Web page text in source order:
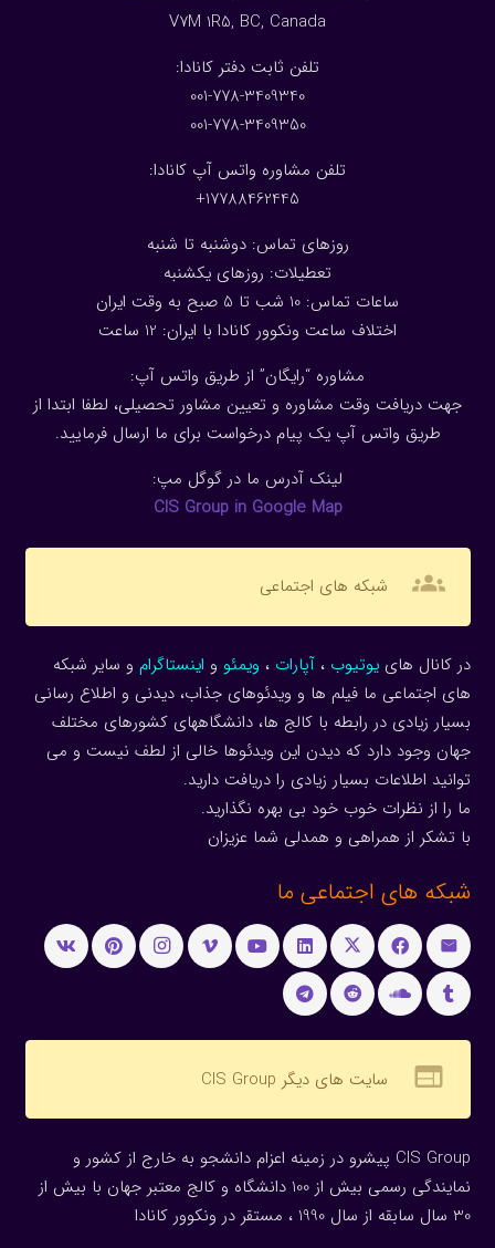
V7M 1R5, BC, Canada
:تلفن ثابت دفتر کانادا
001-778-3409340
001-778-3409350
تلفن مشاوره واتس آپ کانادا:
17788462445+
روزهای تماس: دوشنبه تا شنبه
تعطیلات: روزهای یکشنبه
ساعات تماس: 10 شب تا 5 صبح به وقت ایران
اختلاف ساعت ونکوور کانادا با ایران: 1 2 ساعت
مشاوره “رایگان” از طریق واتس آپ:
جهت دریافت وقت مشاوره و تعیین مشاور تحصیلی، لطفا ابتدا از
طریق واتس آپ یک پیام درخواست برای ما ارسال فرمایید.
لینک آدرس ما در گوگل مپ:
CIS Group in Google Map
groups شبکه های اجتماعی
در کانال هاییوتیوب ، آپارات ، ویمئو و اینستاگرام و سایر شبکه
های اجتماعی ما فیلم ها و ویدئوهای جذاب، دیدنی و اطلاع رسانی
بسیار زیادی در رابطه با کالج ها، دانشگاههای کشورهای مختلف
جهان وجود دارد که دیدن این ویدئوها خالی از لطف نیست و می
توانید اطلاعات بسیار زیادی را دریافت دارید.
ما را از نظرات خوب خود بی بهره نگذارید.
با تشکر از همراهی و همدلی شما عزیزان
شبکه های اجتماعی ما
web سایت های دیگر CIS Group
CIS Group پیشرو در زمینه اعزام دانشجو به خارج از کشور و
نمایندگی رسمی بیش از 100 دانشگاه و کالج معتبر جهان با بیش از
30 سال سابقه از سال 1990 ، مستقر در ونکوور کانادا